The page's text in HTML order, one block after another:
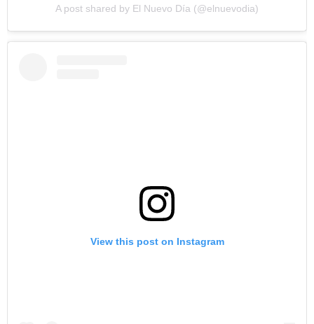
A post shared by El Nuevo Día (@elnuevodia)
View this post on Instagram